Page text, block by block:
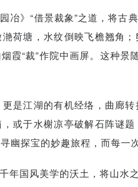
冶》“借景裁象”之道，将
荷塘，水纹倒映飞檐翘角
霞“裁”作院中画屏。这种
是江湖的有机经络，曲廊
或于水榭凉亭破解石阵谜
幽探宝的妙趣旅程，而每一
年国风美学的沃土，将山